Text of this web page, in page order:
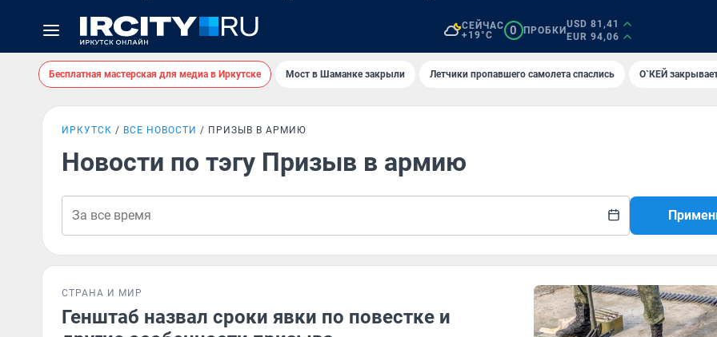
СЕЙЧАС
+19°C
0 ПРОБКИ
USD 81,41
EUR 94,06
Бесплатная мастерская для медиа в Иркутске Мост в Шаманке закрыли Летчики пропавшего самолета спаслись О`КЕЙ
ИРКУТСК ВСЕ НОВОСТИ ПРИЗЫВ В АРМИЮ
Новости по тэгу Призыв в армию
СТРАНА И МИР
Генштаб назвал сроки явки по повестке и